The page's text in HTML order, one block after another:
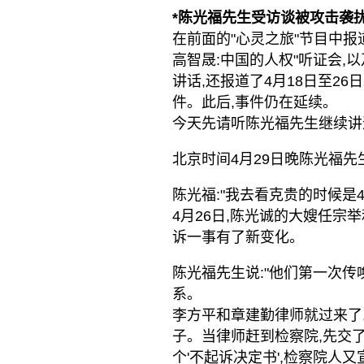
*陈光福先生受访谈被攻击袭
在前面的"心灵之旅"节目中
高智晟:中国的人权"听证会,
讲话,还报道了4月18日至26
件。此后,事件仍在延续。
今天先请听陈光福先生继续
北京时间4月29日晚陈光福
陈光福:"我去看克贵的时候
4月26日,陈光诚的大嫂任宗
诉一事有了新变化。
陈光福先生说:"他们第一次
系。
李方平和章建勤律师就过来
子。当律师赶到检察院,先交
个'不起诉决定书',检察院人